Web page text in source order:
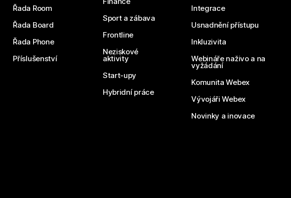
Řada Room
Řada Board
Řada Phone
Příslušenství
Sport a zábava
Frontline
Neziskové
aktivity
Start-upy
Hybridní práce
Integrace
Usnadnění přístupu
Inkluzivita
Webináře naživo a na
vyžádání
Komunita Webex
Vývojáři Webex
Novinky a inovace